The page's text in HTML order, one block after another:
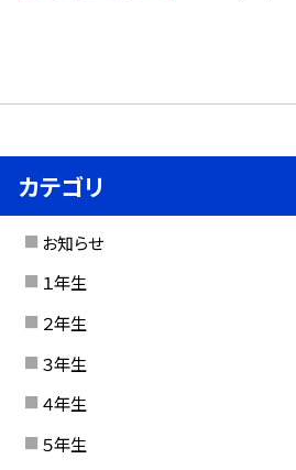
カテゴリ
お知らせ
１年生
２年生
３年生
４年生
５年生